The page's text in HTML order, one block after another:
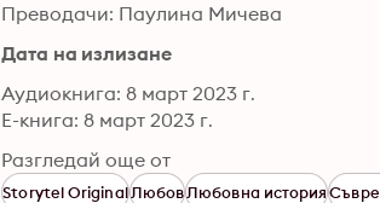
Преводачи: Паулина Мичева
Дата на излизане
Аудиокнига: 8 март 2023 г.
Е-книга: 8 март 2023 г.
Разгледай още от
Storytel OriginalЛюбовЛюбовна история